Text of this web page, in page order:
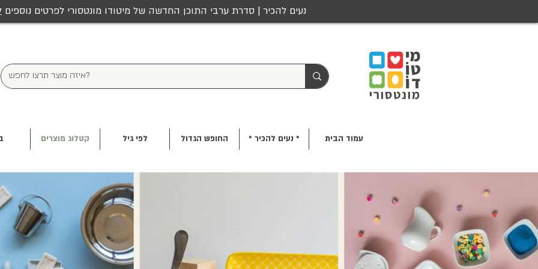
נעים להכיר | סדרת ערבי התוכן החדשה של מיטודו מונטסורי לפרטים נוספים
עמוד הבית * נעים להכיר * החופש הגדול לפי גיל קטלוג מוצרים